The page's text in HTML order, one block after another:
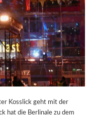
Kosslick geht mit der
hat die Berlinale zu dem